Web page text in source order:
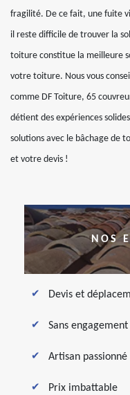
fragilité. De ce fait, une fuite
il reste difficile de trouver la
toiture constitue la meilleure
votre toiture. Nous vous
comme DF Toiture, 65
détient des expériences
solutions avec le bâchage de
et votre devis !
NOS
Devis et
Sans engagement
Artisan passionné
Prix imbattable